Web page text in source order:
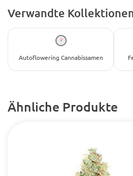
Verwandte
Autoflowering Cannabissamen
Ähnliche Produkte